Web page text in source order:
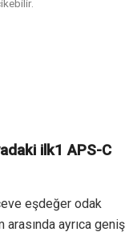
ilk1 APS-C
eşdeğer odak
arasında ayrıca geniş